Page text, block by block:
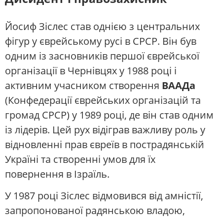
Йосиф Зіслес став однією з центральних
фігур у єврейському русі в СРСР. Він був
одним із засновників першої єврейської
організації в Чернівцях у 1988 році і
активним учасником створення ВААДа
(Конфедерації єврейських організацій та
громад СРСР) у 1989 році, де він став одним
із лідерів. Цей рух відіграв важливу роль у
відновленні прав євреїв в пострадянській
Україні та створенні умов для їх
повернення в Ізраїль.
У 1987 році Зіслес відмовився від амністії,
запропонованої радянською владою,